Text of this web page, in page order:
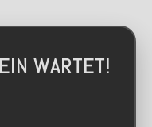
WARTET!